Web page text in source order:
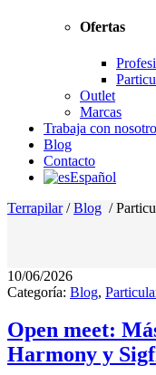
Ofertas
Outlet
Marcas
Trabaja con
Blog
Contacto
Español
Terrapilar/Blog /
10/06/2026
Categoría: Blog,
Open meet:
Harmony y